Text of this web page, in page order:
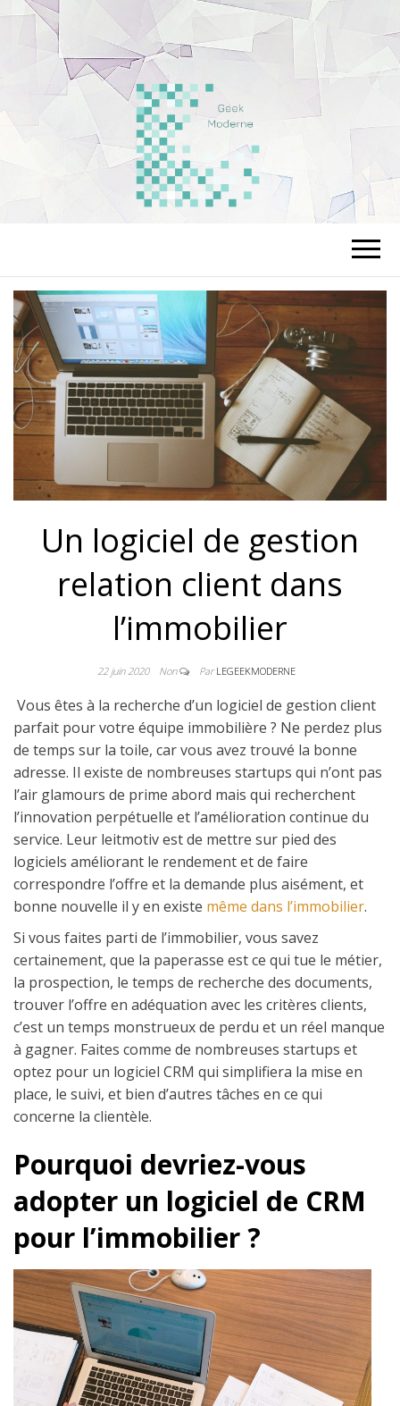
Un logiciel de gestion
relation client dans
l’immobilier
22 juin 2020 Non ParLEGEEKMODERNE
Vous êtes à la recherche d’un logiciel de gestion client
parfait pour votre équipe immobilière ? Ne perdez plus
de temps sur la toile, car vous avez trouvé la bonne
adresse. Il existe de nombreuses startups qui n’ont pas
l’air glamours de prime abord mais qui recherchent
l’innovation perpétuelle et l’amélioration continue du
service. Leur leitmotiv est de mettre sur pied des
logiciels améliorant le rendement et de faire
correspondre l’offre et la demande plus aisément, et
bonne nouvelle il y en existe même dans l’immobilier.
Si vous faites parti de l’immobilier, vous savez
certainement, que la paperasse est ce qui tue le métier,
la prospection, le temps de recherche des documents,
trouver l’offre en adéquation avec les critères clients,
c’est un temps monstrueux de perdu et un réel manque
à gagner. Faites comme de nombreuses startups et
optez pour un logiciel CRM qui simplifiera la mise en
place, le suivi, et bien d’autres tâches en ce qui
concerne la clientèle.
Pourquoi devriez-vous
adopter un logiciel de CRM
pour l’immobilier ?